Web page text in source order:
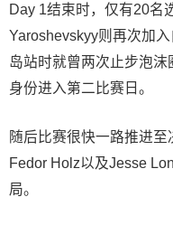
Day 1结束时，仅有20名
Yaroshevskyy则再次加
岛站时就曾两次止步泡
身份进入第二比赛日。
随后比赛很快一路推进至
Fedor Holz以及Jesse
局。